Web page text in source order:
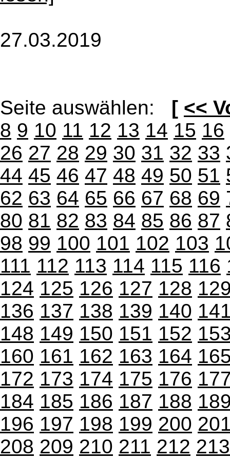
27.03.2019
Seite auswählen: [ <<
8 9 10 11 12 13 14 15 16
26 27 28 29 30 31 32 33
44 45 46 47 48 49 50 51
62 63 64 65 66 67 68 69
80 81 82 83 84 85 86 87
98 99 100 101 102 103
111 112 113 114 115 116
124 125 126 127 128
136 137 138 139 140
148 149 150 151 152
160 161 162 163 164
172 173 174 175 176
184 185 186 187 188
196 197 198 199 200
208 209 210 211 212 213